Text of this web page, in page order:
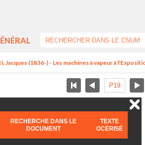
Jacques (1836-) - Les machines à vapeur à
RECHERCHE DANS LE
DOCUMENT
TEXTE
OCÉRISÉ